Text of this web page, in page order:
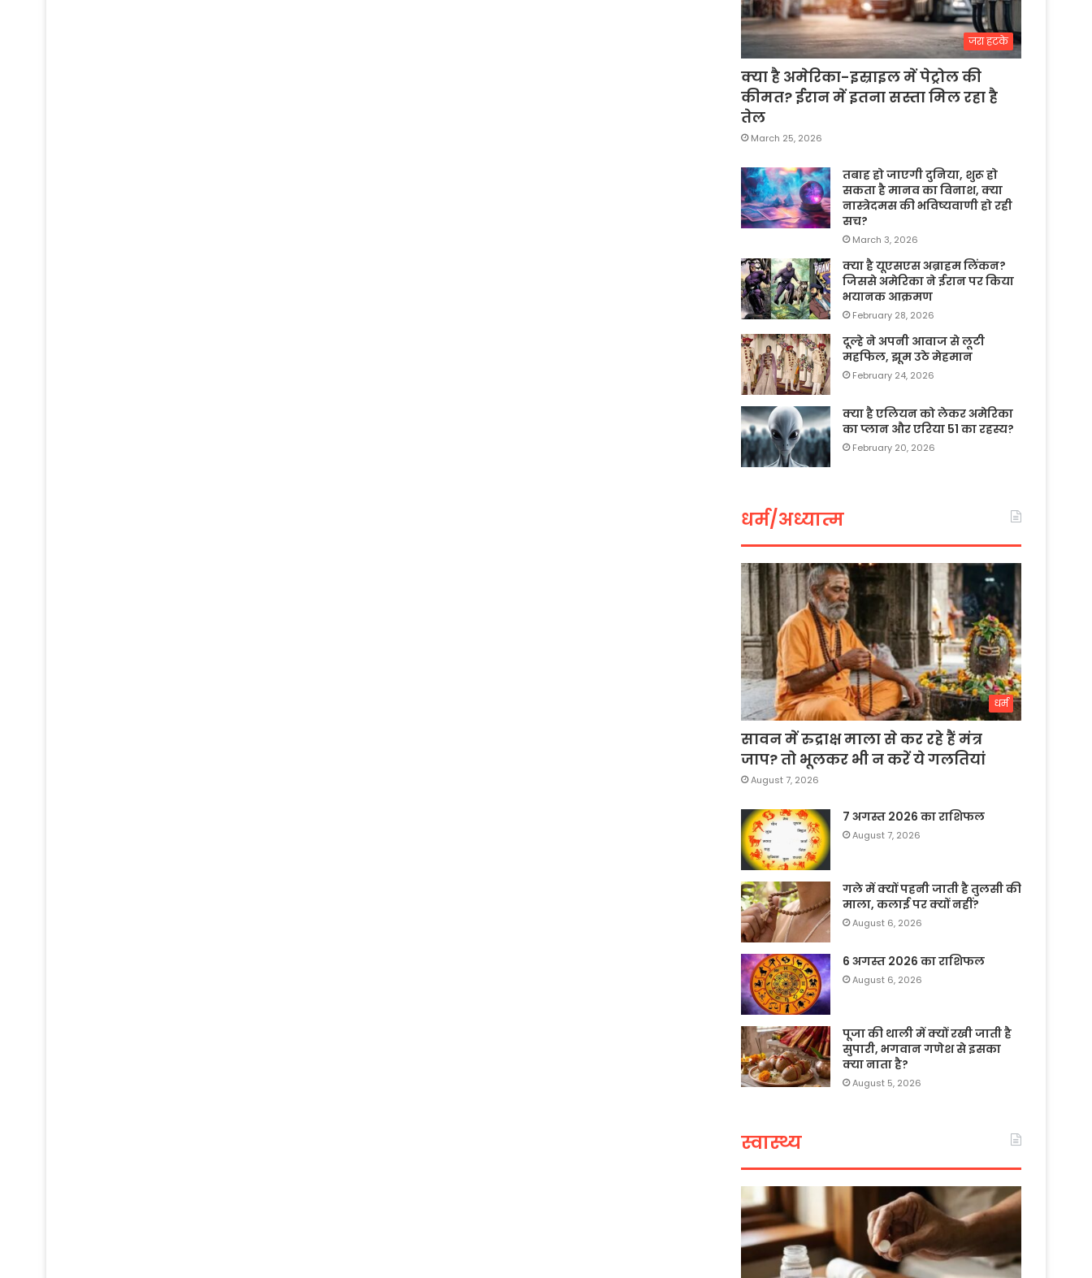
जरा हटके
क्या है अमेरिका-इस्राइल में पेट्रोल की
कीमत? ईरान में इतना सस्ता मिल रहा है
तेल
March 25, 2026
तबाह हो जाएगी दुनिया, शुरू हो
सकता है मानव का विनाश, क्या
नास्त्रेदमस की भविष्यवाणी हो रही
सच?
March 3, 2026
क्या है यूएसएस अब्राहम लिंकन?
जिससे अमेरिका ने ईरान पर किया
भयानक आक्रमण
February 28, 2026
दूल्हे ने अपनी आवाज से लूटी
महफिल, झूम उठे मेहमान
February 24, 2026
क्या है एलियन को लेकर अमेरिका
का प्लान और एरिया 51 का रहस्य?
February 20, 2026
धर्म/अध्यात्म
धर्म
सावन में रुद्राक्ष माला से कर रहे हैं मंत्र
जाप? तो भूलकर भी न करें ये गलतियां
August 7, 2026
7 अगस्त 2026 का राशिफल
August 7, 2026
गले में क्यों पहनी जाती है तुलसी की
माला, कलाई पर क्यों नहीं?
August 6, 2026
6 अगस्त 2026 का राशिफल
August 6, 2026
पूजा की थाली में क्यों रखी जाती है
सुपारी, भगवान गणेश से इसका
क्या नाता है?
August 5, 2026
स्वास्थ्य